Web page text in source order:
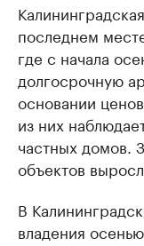
последнем
где с начала
долгосрочную
основании
из них
частных домов.
объектов
В
владения